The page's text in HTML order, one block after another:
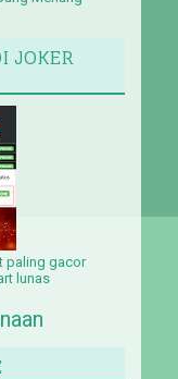
JOKER
paling gacor
lunas